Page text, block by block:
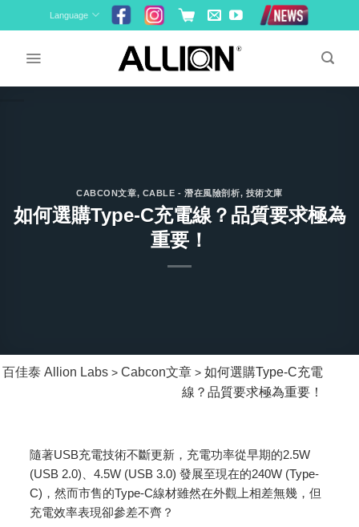
to
Language
CABCON文章, CABLE - 潛在風險剖析, 技術文庫
如何選購Type-C充電線？品質要求極為
重要！
百佳泰 Allion Labs >Cabcon文章 >如何選購Type-C充電
線？品質要求極為重要！
隨著USB充電技術不斷更新，充電功率從早期的2.5W
(USB 2.0)、4.5W (USB 3.0) 發展至現在的240W (Type-
C)，然而市售的Type-C線材雖然在外觀上相差無幾，但
充電效率表現卻參差不齊？